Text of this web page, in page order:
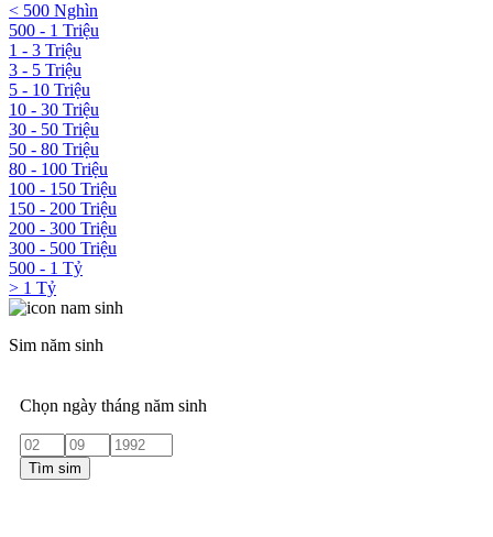
< 500 Nghìn
500 - 1 Triệu
1 - 3 Triệu
3 - 5 Triệu
5 - 10 Triệu
10 - 30 Triệu
30 - 50 Triệu
50 - 80 Triệu
80 - 100 Triệu
100 - 150 Triệu
150 - 200 Triệu
200 - 300 Triệu
300 - 500 Triệu
500 - 1 Tỷ
> 1 Tỷ
Sim năm sinh
Chọn ngày tháng năm sinh
Tìm sim